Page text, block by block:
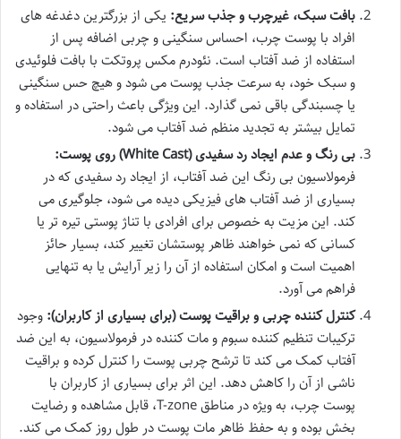
بافت سبک، غیرچرب و جذب سریع: یکی از بزرگترین دغدغه های
افراد با پوست چرب، احساس سنگینی و چربی اضافه پس از
استفاده از ضد آفتاب است. نئودرم مکس پروتکت با بافت فلوئیدی
و سبک خود، به سرعت جذب پوست می شود و هیچ حس سنگینی
یا چسبندگی باقی نمی گذارد. این ویژگی باعث راحتی در استفاده و
تمایل بیشتر به تجدید منظم ضد آفتاب می شود.
بی رنگ و عدم ایجاد رد سفیدی (White Cast) روی پوست:
فرمولاسیون بی رنگ این ضد آفتاب، از ایجاد رد سفیدی که در
بسیاری از ضد آفتاب های فیزیکی دیده می شود، جلوگیری می
کند. این مزیت به خصوص برای افرادی با تناژ پوستی تیره تر یا
کسانی که نمی خواهند ظاهر پوستشان تغییر کند، بسیار حائز
اهمیت است و امکان استفاده از آن را زیر آرایش یا به تنهایی
فراهم می آورد.
کنترل کننده چربی و براقیت پوست (برای بسیاری از کاربران): وجود
ترکیبات تنظیم کننده سبوم و مات کننده در فرمولاسیون، به این ضد
آفتاب کمک می کند تا ترشح چربی پوست را کنترل کرده و براقیت
ناشی از آن را کاهش دهد. این اثر برای بسیاری از کاربران با
پوست چرب، به ویژه در مناطق T-zone، قابل مشاهده و رضایت
بخش بوده و به حفظ ظاهر مات پوست در طول روز کمک می کند.